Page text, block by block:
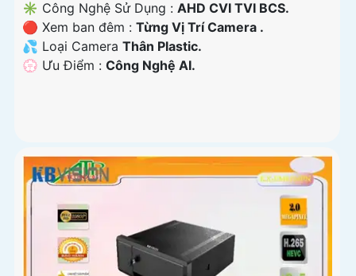
✳️ Công Nghệ Sử Dụng : AHD CVI TVI BCS.
🔴 Xem ban đêm : Từng Vị Trí Camera .
💦 Loại Camera Thân Plastic.
️💮 Ưu Điểm : Công Nghệ AI.